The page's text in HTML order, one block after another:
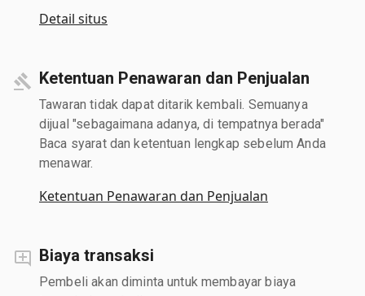
Detail situs
Ketentuan Penawaran dan Penjualan
Tawaran tidak dapat ditarik kembali. Semuanya
dijual "sebagaimana adanya, di tempatnya berada"
Baca syarat dan ketentuan lengkap sebelum Anda
menawar.
Ketentuan Penawaran dan Penjualan
Biaya transaksi
Pembeli akan diminta untuk membayar biaya